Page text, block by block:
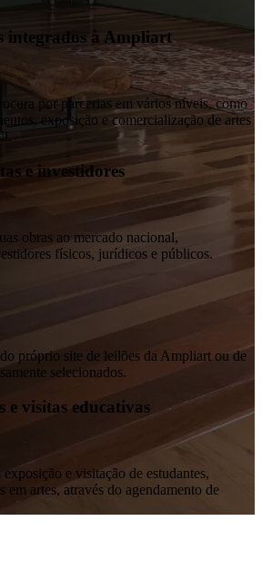
integrados à Ampliart
por parcerias em vários níveis, como
exposição e comercialização de artes
e investidores
obras ao mercado nacional,
físicos, jurídicos e públicos.
do próprio site de leilões da Ampliart ou de
selecionados.
e visitas educativas
exposição e visitação de estudantes,
em artes, através do agendamento de